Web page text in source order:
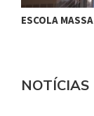
ESCOLA
NOTÍCIAS